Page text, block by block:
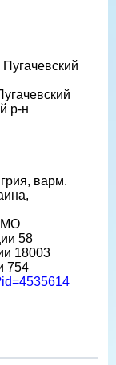
р-н
варм.
58
18003
754